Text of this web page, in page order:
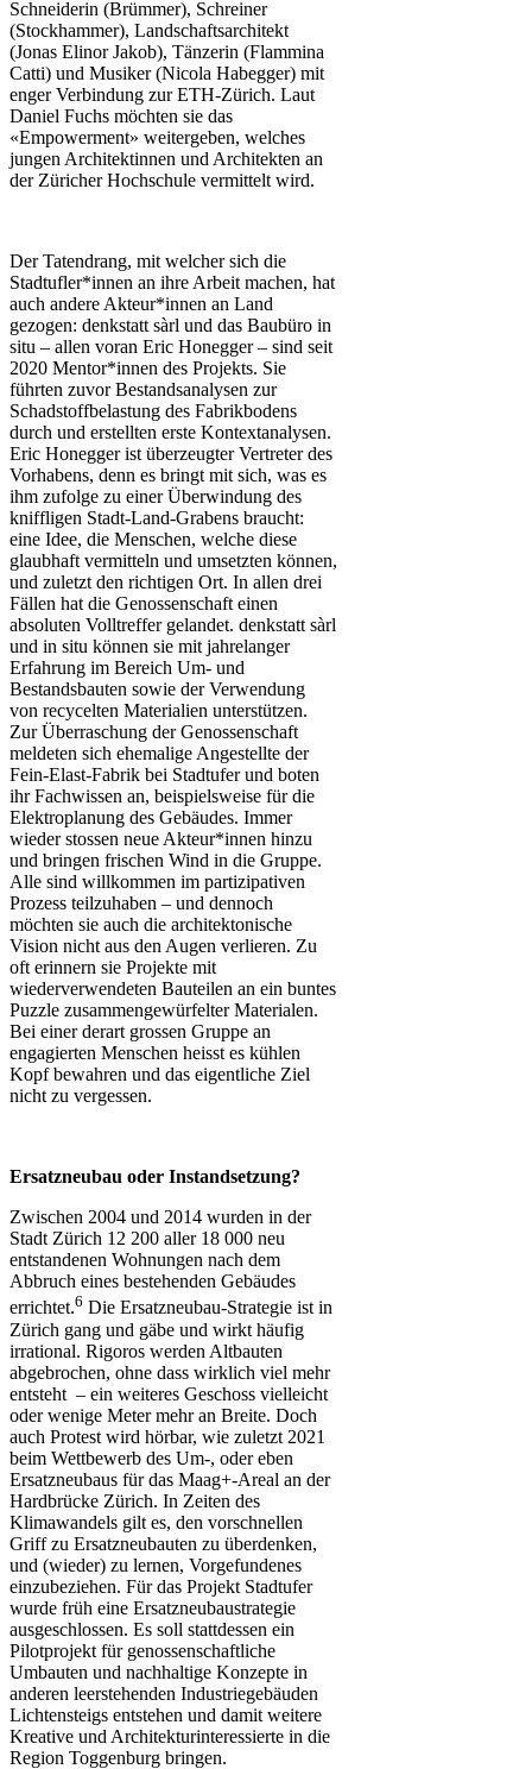
Schneiderin (Brümmer), Schreiner
(Stockhammer), Landschaftsarchitekt
(Jonas Elinor Jakob), Tänzerin (Flammina
Catti) und Musiker (Nicola Habegger) mit
enger Verbindung zur ETH-Zürich. Laut
Daniel Fuchs möchten sie das
«Empowerment» weitergeben, welches
jungen Architektinnen und Architekten an
der Züricher Hochschule vermittelt wird.
Der Tatendrang, mit welcher sich die
Stadtufler*innen an ihre Arbeit machen, hat
auch andere Akteur*innen an Land
gezogen: denkstatt sàrl und das Baubüro in
situ – allen voran Eric Honegger – sind seit
2020 Mentor*innen des Projekts. Sie
führten zuvor Bestandsanalysen zur
Schadstoffbelastung des Fabrikbodens
durch und erstellten erste Kontextanalysen.
Eric Honegger ist überzeugter Vertreter des
Vorhabens, denn es bringt mit sich, was es
ihm zufolge zu einer Überwindung des
kniffligen Stadt-Land-Grabens braucht:
eine Idee, die Menschen, welche diese
glaubhaft vermitteln und umsetzten können,
und zuletzt den richtigen Ort. In allen drei
Fällen hat die Genossenschaft einen
absoluten Volltreffer gelandet. denkstatt sàrl
und in situ können sie mit jahrelanger
Erfahrung im Bereich Um- und
Bestandsbauten sowie der Verwendung
von recycelten Materialien unterstützen.
Zur Überraschung der Genossenschaft
meldeten sich ehemalige Angestellte der
Fein-Elast-Fabrik bei Stadtufer und boten
ihr Fachwissen an, beispielsweise für die
Elektroplanung des Gebäudes. Immer
wieder stossen neue Akteur*innen hinzu
und bringen frischen Wind in die Gruppe.
Alle sind willkommen im partizipativen
Prozess teilzuhaben – und dennoch
möchten sie auch die architektonische
Vision nicht aus den Augen verlieren. Zu
oft erinnern sie Projekte mit
wiederverwendeten Bauteilen an ein buntes
Puzzle zusammengewürfelter Materialen.
Bei einer derart grossen Gruppe an
engagierten Menschen heisst es kühlen
Kopf bewahren und das eigentliche Ziel
nicht zu vergessen.
Ersatzneubau oder Instandsetzung?
Zwischen 2004 und 2014 wurden in der
Stadt Zürich 12 200 aller 18 000 neu
entstandenen Wohnungen nach dem
Abbruch eines bestehenden Gebäudes
errichtet.6 Die Ersatzneubau-Strategie ist in
Zürich gang und gäbe und wirkt häufig
irrational. Rigoros werden Altbauten
abgebrochen, ohne dass wirklich viel mehr
entsteht – ein weiteres Geschoss vielleicht
oder wenige Meter mehr an Breite. Doch
auch Protest wird hörbar, wie zuletzt 2021
beim Wettbewerb des Um-, oder eben
Ersatzneubaus für das Maag+-Areal an der
Hardbrücke Zürich. In Zeiten des
Klimawandels gilt es, den vorschnellen
Griff zu Ersatzneubauten zu überdenken,
und (wieder) zu lernen, Vorgefundenes
einzubeziehen. Für das Projekt Stadtufer
wurde früh eine Ersatzneubaustrategie
ausgeschlossen. Es soll stattdessen ein
Pilotprojekt für genossenschaftliche
Umbauten und nachhaltige Konzepte in
anderen leerstehenden Industriegebäuden
Lichtensteigs entstehen und damit weitere
Kreative und Architekturinteressierte in die
Region Toggenburg bringen.